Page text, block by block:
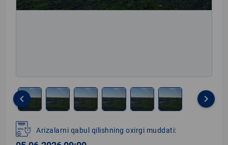
1
of
keyboard_arrow_left keyboard_arrow_right
Arizalarni qabul qilishning oxirgi muddati: